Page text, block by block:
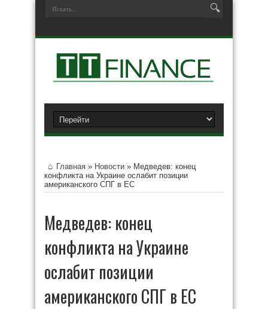
Главная » Новости » Медведев: конец
конфликта на Украине ослабит позиции
американского СПГ в ЕС
Медведев: конец
конфликта на Украине
ослабит позиции
американского СПГ в ЕС